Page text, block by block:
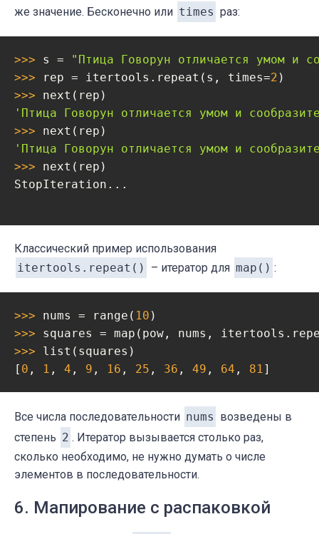
же значение. Бесконечно или times раз:
>>> s =
"Птица Говорун отличается умом и
>>>
rep = itertools.repeat(s, times=2
>>>
'Птица Говорун отличается умом и
>>>
'Птица Говорун отличается умом и
>>> next(rep)
StopIteration...
Классический пример использования
itertools.repeat()
– итератор для map() :
>>> nums = range( 10
>>> squares = map(pow, nums,
>>> list(squares)
[ 0 , 1 , 4 , 9 , 16 , 25 , 36 , 49 , 64 , 81]
Все числа последовательности nums возведены в
степень 2 . Итератор вызывается столько раз,
сколько необходимо, не нужно думать о числе
элементов в последовательности.
6. Мапирование с распаковкой